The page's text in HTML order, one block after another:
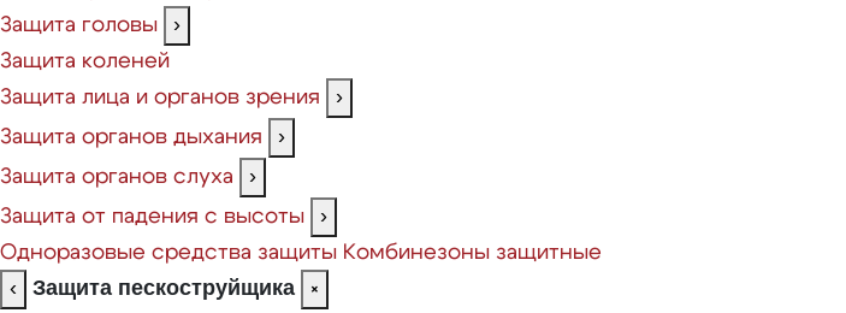
Защита головы
›
Защита коленей
Защита лица и органов зрения
›
Защита органов дыхания
›
Защита органов слуха
›
Защита от падения с высоты
›
Одноразовые средства защиты Комбинезоны защитные
‹
Защита пескоструйщика
×